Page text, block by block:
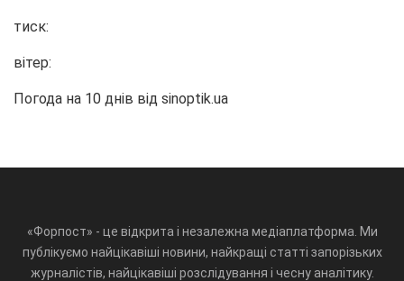
тиск:
вітер:
Погода на 10 днів від sinoptik.ua
«Форпост» - це відкрита і незалежна медіаплатформа. Ми
публікуємо найцікавіші новини, найкращі статті запорізьких
журналістів, найцікавіші розслідування і чесну аналітику.